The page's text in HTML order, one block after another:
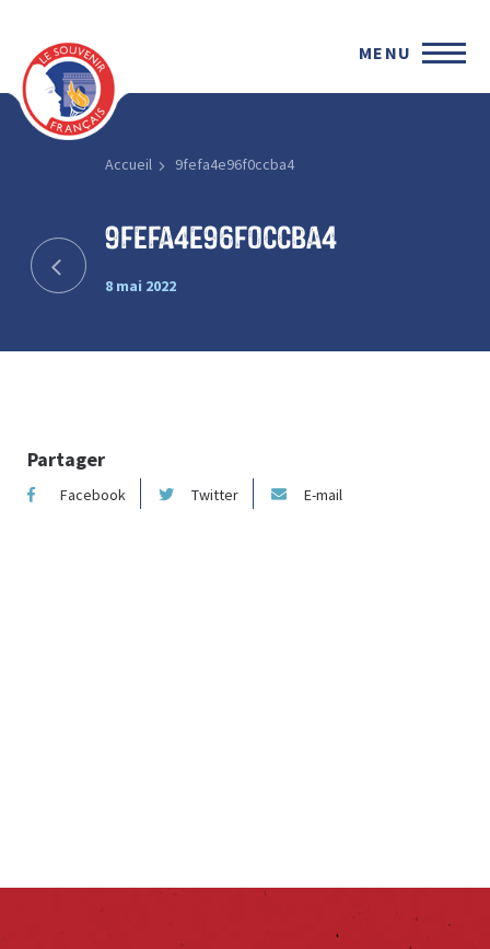
MENU
Accueil 9fefa4e96f0ccba4
9fefa4e96f0ccba4
8 mai 2022
Partager
Facebook Twitter E-mail